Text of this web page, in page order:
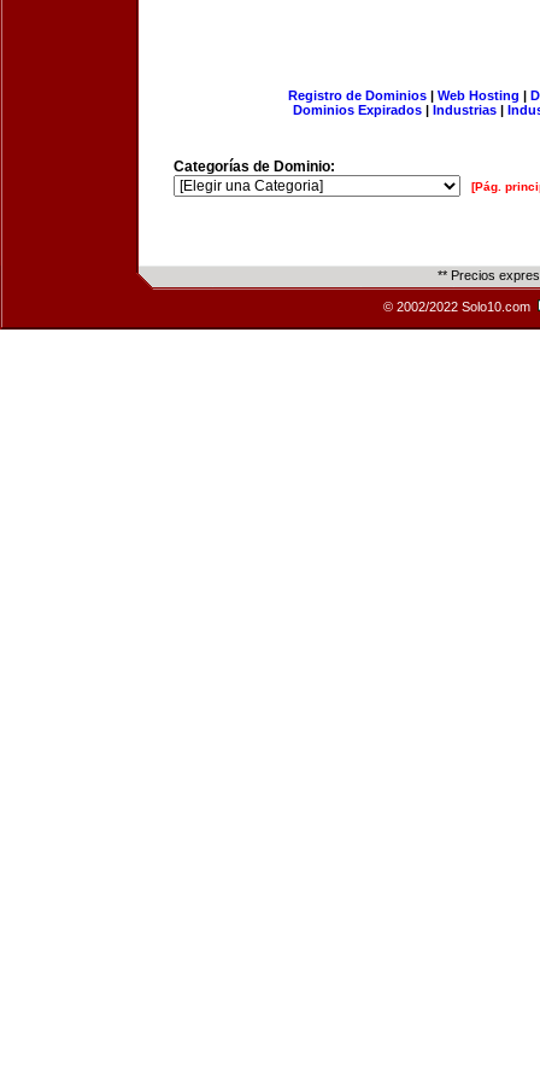
Registro de Dominios| Web Hosting |
Dominios Expirados | Industrias |
Categorías de Dominio:
[Pág.
** Precios
© 2002/2022 Solo10.com